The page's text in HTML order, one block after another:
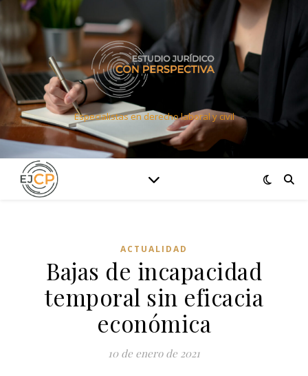
Especialistas en derecho laboral y civil
ACTUALIDAD
Bajas de incapacidad
temporal sin eficacia
económica
10 de enero de 2021